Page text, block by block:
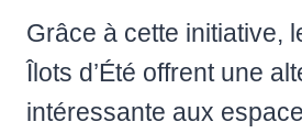
Grâce à cette initiative,
Îlots d’Été offrent une
intéressante aux